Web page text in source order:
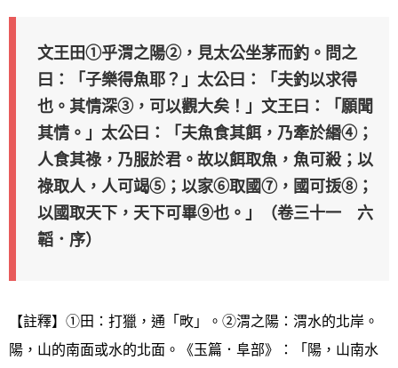
文王田①乎渭之陽②，見太公坐茅而釣。問之
曰：「子樂得魚耶？」太公曰：「夫釣以求得
也。其情深③，可以觀大矣！」文王曰：「願聞
其情。」太公曰：「夫魚食其餌，乃牽於緡④；
人食其祿，乃服於君。故以餌取魚，魚可殺；以
祿取人，人可竭⑤；以家⑥取國⑦，國可㧞⑧；
以國取天下，天下可畢⑨也。」（卷三十一 六
韜．序）
【註釋】①田：打獵，通「畋」。②渭之陽：渭水的北岸。
陽，山的南面或水的北面。《玉篇．阜部》：「陽，山南水